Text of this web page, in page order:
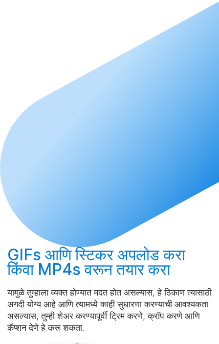
GIFs आणि स्टिकर अपलोड करा
किंवा MP4s वरूनतयार करा
यामुळे तुम्हाला व्यक्त होण्यात मदत होत असल्यास, हे ठिकाण त्यासाठी
अगदी योग्य आहे आणि त्यामध्ये काही सुधारणा करण्याची आवश्यकता
असल्यास, तुम्ही शेअर करण्यापूर्वी ट्रिम करणे, क्रॉप करणे आणि
कॅप्शन देणे हे करू शकता.